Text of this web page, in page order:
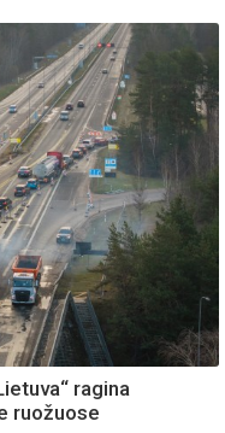
ragina
ruožuose